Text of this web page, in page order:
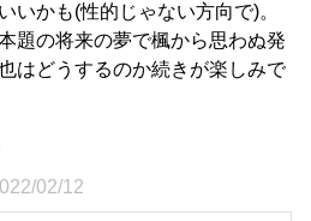
いかも(性的じゃない方向で)。
題の将来の夢で楓から思わぬ発
はどうするのか続きが楽しみで
02/12